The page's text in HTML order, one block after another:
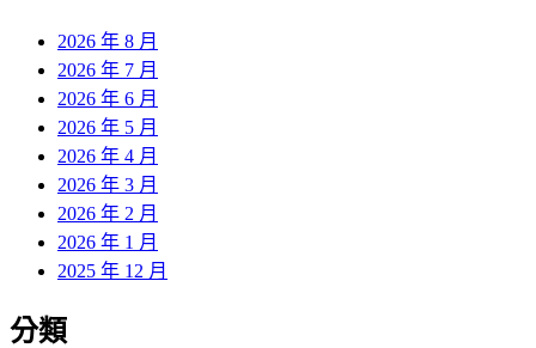
2026 年 8 月
2026 年 7 月
2026 年 6 月
2026 年 5 月
2026 年 4 月
2026 年 3 月
2026 年 2 月
2026 年 1 月
2025 年 12 月
分類